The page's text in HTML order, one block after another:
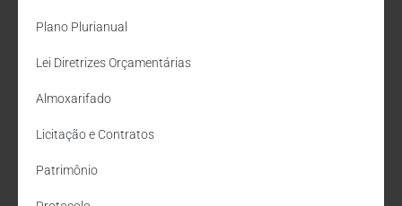
Plano Plurianual
Lei Diretrizes Orçamentárias
Almoxarifado
Licitação e Contratos
Patrimônio